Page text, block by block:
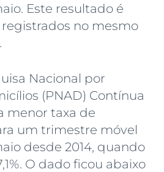
Este resultado é
registrados no mesmo
Nacional por
(PNAD) Contínua
menor taxa de
um trimestre móvel
desde 2014, quando
O dado ficou abaixo